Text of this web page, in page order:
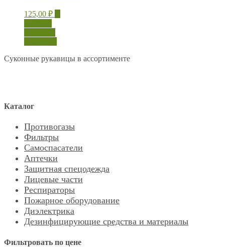
125,00 ₽
Суконные рукавицы в ассортименте
Каталог
Противогазы
Фильтры
Самоспасатели
Аптечки
Защитная спецодежда
Лицевые части
Респираторы
Пожарное оборудование
Диэлектрика
Дезинфицирующие средства и материалы
Фильтровать по цене